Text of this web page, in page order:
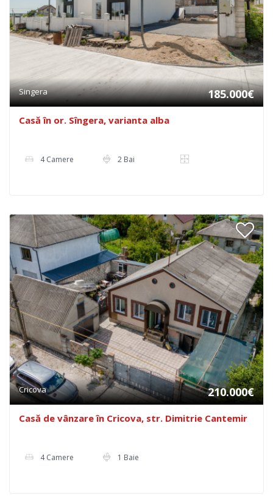
Singera 185.000€
Casă în or. Sîngera, varianta alba
4 Camere 2 Bai
Cricova 210.000€
Casă de vânzare în Cricova, str. Dimitrie Cantemir
4 Camere 1 Baie